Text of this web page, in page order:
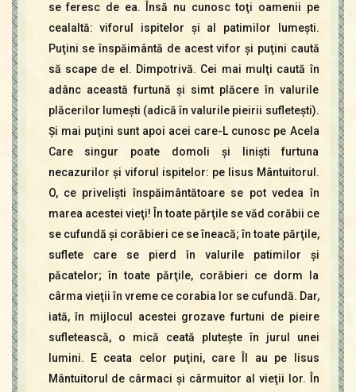
se feresc de ea. Însă nu cunosc toţi oamenii pe
cealaltă: viforul ispitelor şi al patimilor lumeşti.
Puţini se înspăimântă de acest vifor şi puţini caută
să scape de el. Dimpotrivă. Cei mai mulţi caută în
adânc această furtună şi simt plăcere în valurile
plăcerilor lumeşti (adică în valurile pieirii sufleteşti).
Şi mai puţini sunt apoi acei care-L cunosc pe Acela
Care singur poate domoli şi linişti furtuna
necazurilor şi viforul ispitelor: pe Iisus Mântuitorul.
O, ce privelişti înspăimântătoare se pot vedea în
marea acestei vieţi! În toate părţile se văd corăbii ce
se cufundă şi corăbieri ce se îneacă; în toate părţile,
suflete care se pierd în valurile patimilor şi
păcatelor; în toate părţile, corăbieri ce dorm la
cârma vieţii în vreme ce corabia lor se cufundă. Dar,
iată, în mijlocul acestei grozave furtuni de pieire
sufletească, o mică ceată pluteşte în jurul unei
lumini. E ceata celor puţini, care Îl au pe Iisus
Mântuitorul de cârmaci şi cârmuitor al vieţii lor. În